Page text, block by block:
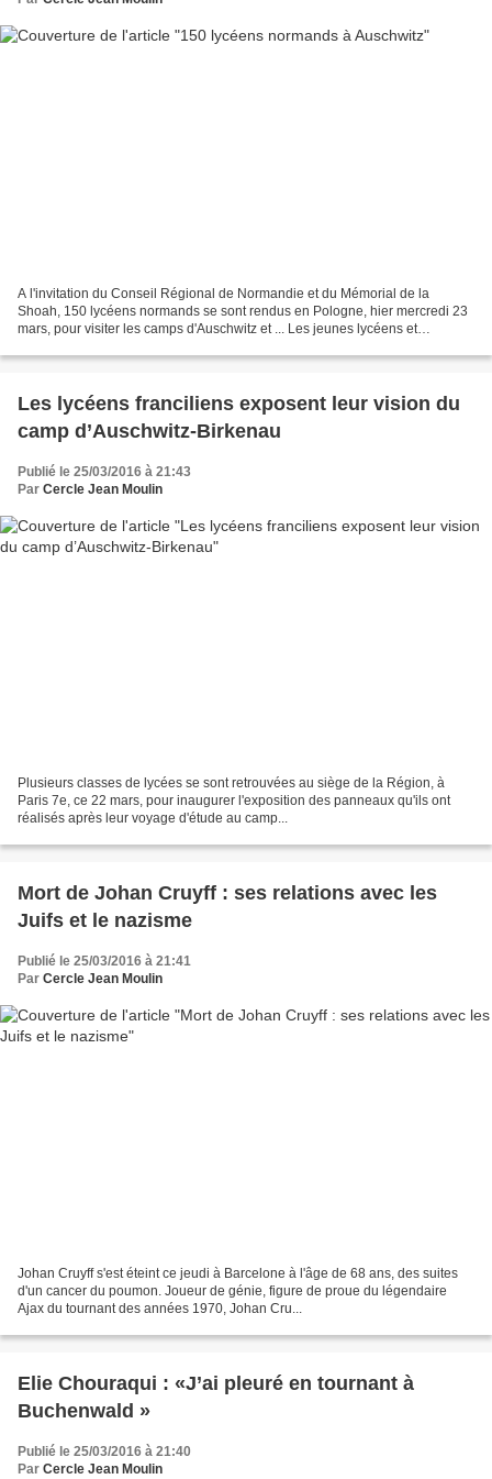
A l'invitation du Conseil Régional de Normandie et du Mémorial de la
Shoah, 150 lycéens normands se sont rendus en Pologne, hier mercredi 23
mars, pour visiter les camps d'Auschwitz et ... Les jeunes lycéens et
Les lycéens franciliens exposent leur vision du
camp d’Auschwitz-Birkenau
Publié le 25/03/2016 à 21:43
Par Cercle Jean Moulin
Plusieurs classes de lycées se sont retrouvées au siège de la Région, à
Paris 7e, ce 22 mars, pour inaugurer l'exposition des panneaux qu'ils ont
réalisés après leur voyage d'étude au camp...
Mort de Johan Cruyff : ses relations avec les
Juifs et le nazisme
Publié le 25/03/2016 à 21:41
Par Cercle Jean Moulin
Johan Cruyff s'est éteint ce jeudi à Barcelone à l'âge de 68 ans, des suites
d'un cancer du poumon. Joueur de génie, figure de proue du légendaire
Ajax du tournant des années 1970, Johan Cru...
Elie Chouraqui : «J’ai pleuré en tournant à
Buchenwald »
Publié le 25/03/2016 à 21:40
Par Cercle Jean Moulin